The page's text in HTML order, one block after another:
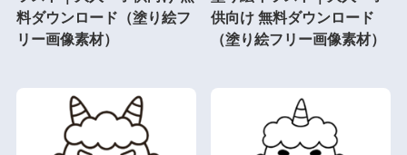
料ダウンロード（塗り絵フ
リー画像素材）
供向け 無料ダウンロード
（塗り絵フリー画像素材）